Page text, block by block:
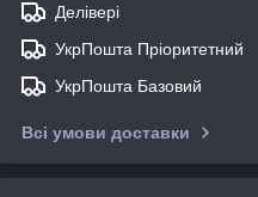
Делівері
УкрПошта Пріоритетний
УкрПошта Базовий
Всі умови доставки